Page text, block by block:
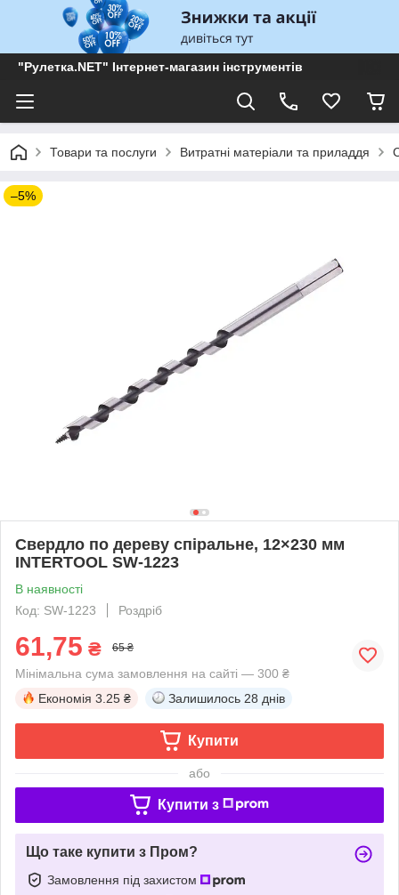
"Рулетка.NET" Інтернет-магазин інструментів
Товари та послуги Витратні матеріали та приладдя
–5%
Свердло по дереву спіральне, 12×230 мм
INTERTOOL SW-1223
В наявності
Код: SW-1223
Роздріб
61,75 ₴ 65 ₴
Мінімальна сума замовлення на сайті — 300 ₴
Економія 3.25 ₴ Залишилось 28 днів
Купити
або
Купити з
Що таке купити з Пром?
Замовлення під захистом